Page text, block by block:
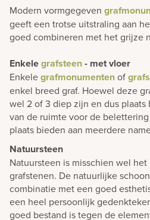
Modern vormgegeven
geeft een trotse uitstraling aan
goed combineren met het grijze
Enkelegrafsteen- met vloer
Enkelegrafmonumentenof
enkel breed graf. Hoewel deze
wel 2 of 3 diep zijn en dus
van de ruimte voor de
plaats bieden aan meerdere
Natuursteen
Natuursteen is misschien wel
grafstenen. De natuurlijke
combinatie met een goed
een heel persoonlijk
goed bestand is tegen de